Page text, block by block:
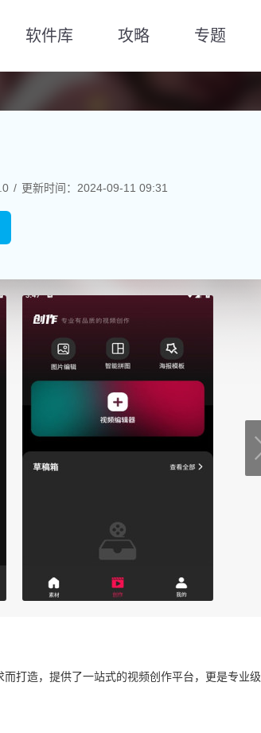
软件库 攻略 专题
更新时间：2024-09-11 09:31
打造，提供了一站式的视频创作平台，更是专业级